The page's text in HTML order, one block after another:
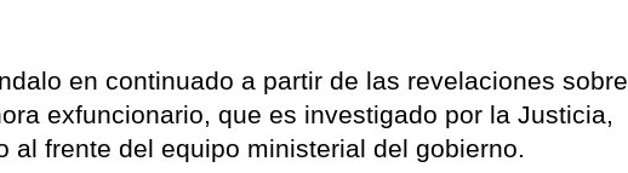
en continuado a partir de las revelaciones sobre
exfuncionario, que es investigado por la Justicia,
al frente del equipo ministerial del gobierno.